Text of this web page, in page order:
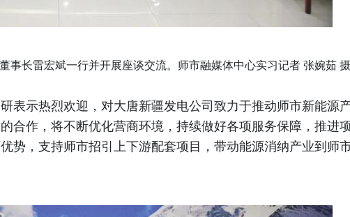
事长雷宏斌一行并开展座谈交流。师市融媒体中心实习记者 张婉茹 摄
表示热烈欢迎，对大唐新疆发电公司致力于推动师市新能源
合作，将不断优化营商环境，持续做好各项服务保障，推进
势，支持师市招引上下游配套项目，带动能源消纳产业到师